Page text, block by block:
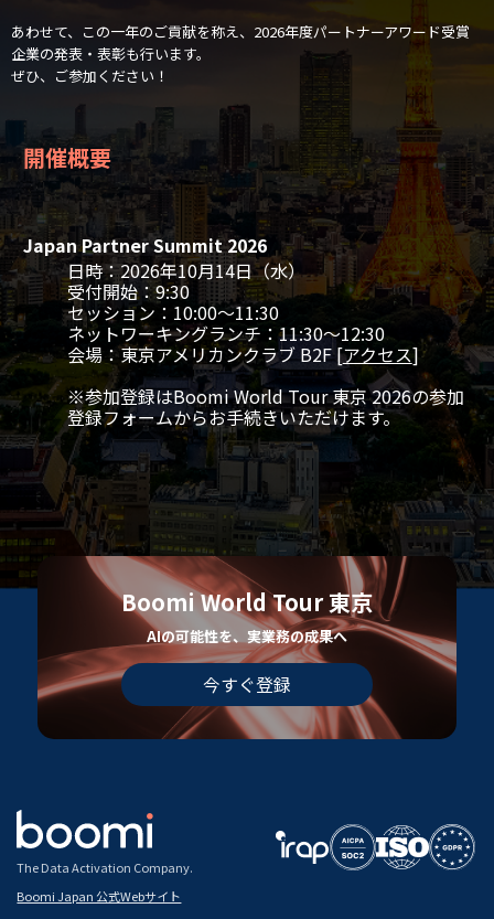
あわせて、この一年のご貢献を称え、2026年度パートナーアワード受賞
企業の発表・表彰も行います。
ぜひ、ご参加ください！
開催概要
Japan Partner Summit 2026
日時：2026年10月14日（水）
受付開始：9:30
セッション：10:00～11:30
ネットワーキングランチ：11:30～12:30
会場：東京アメリカンクラブ B2F [アクセス]
※参加登録はBoomi World Tour 東京 2026の参加
登録フォームからお手続きいただけます。
Boomi World Tour 東京
AIの可能性を、実業務の成果へ
今すぐ登録
The Data Activation Company.
Boomi Japan 公式Webサイト